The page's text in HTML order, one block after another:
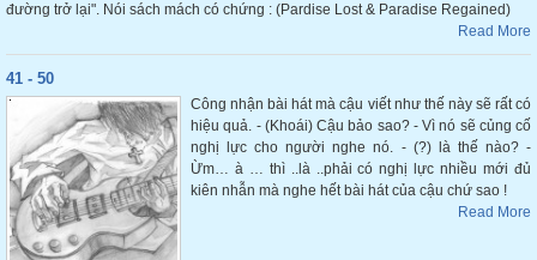
đường trở lại". Nói sách mách có chứng : (Pardise Lost & Paradise Regained)
Read More
41 - 50
Công nhận bài hát mà cậu viết như thế này sẽ rất có
hiệu quả. - (Khoái) Cậu bảo sao? - Vì nó sẽ củng cố
nghị lực cho người nghe nó. - (?) là thế nào? -
Ừm… à … thì ..là ..phải có nghị lực nhiều mới đủ
kiên nhẫn mà nghe hết bài hát của cậu chứ sao !
Read More